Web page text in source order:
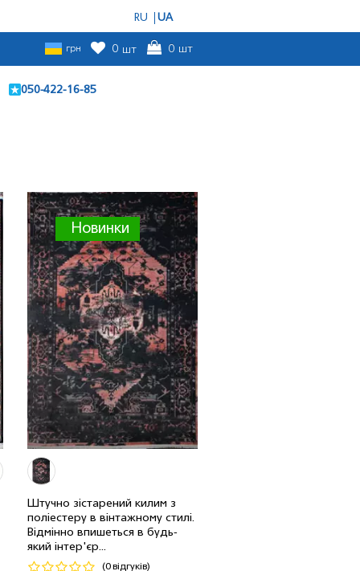
RU UA
грн 0 шт 0 шт
050-422-16-85
Новинки
Штучно зістарений килим з
поліестеру в вінтажному стилі.
Відмінно впишеться в будь-
який інтер'єр...
(0 відгуків)
1.6 x 2.35 м 4 шт 4933 грн
Код 17770